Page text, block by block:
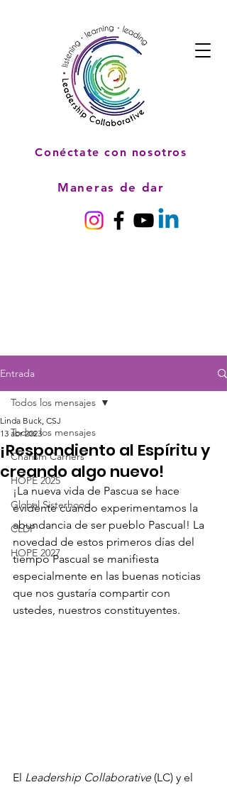
Conéctate con nosotros
Maneras de dar
Entrada
Todos los mensajes
Charism Carriers
HOPE 2025
Global Sisterhood
CLDP
HOPE 2027
Todos los mensajes
¡Respondiento al Espíritu y
creando algo nuevo!
Linda Buck, CSJ
13 abr 2023
¡La nueva vida de Pascua se hace
evidente cuando experimentamos la
abundancia de ser pueblo Pascual! La
novedad de estos primeros días del
tiempo Pascual se manifiesta
especialmente en las buenas noticias
que nos gustaría compartir con
ustedes, nuestros constituyentes.
El Leadership Collaborative (LC) y el